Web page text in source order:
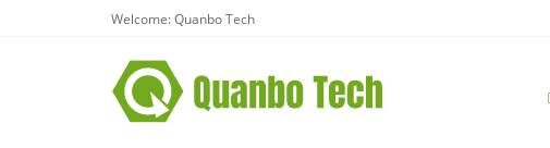
Welcome: Quanbo Tech